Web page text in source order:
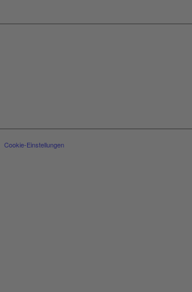
Cookie-Einstellungen